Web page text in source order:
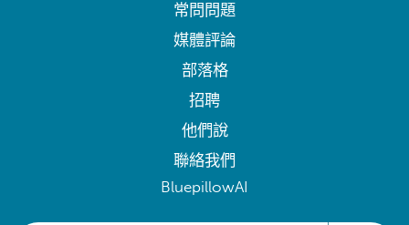
常問問題
媒體評論
部落格
招聘
他們說
聯絡我們
BluepillowAI